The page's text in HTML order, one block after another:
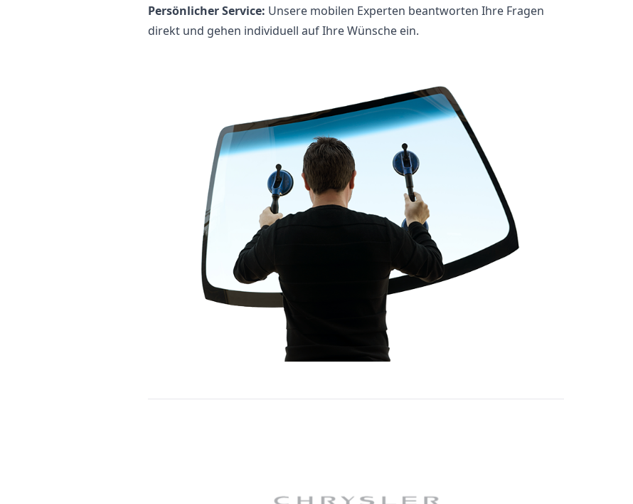
Persönlicher Service: Unsere mobilen Experten beantworten Ihre Fragen
direkt und gehen individuell auf Ihre Wünsche ein.